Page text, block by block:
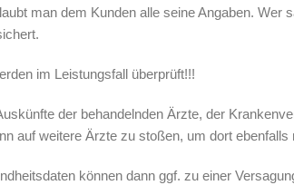
man dem Kunden alle seine Angaben. Wer
im Leistungsfall überprüft!!!
der behandelnden Ärzte, der
auf weitere Ärzte zu stoßen, um dort
können dann ggf. zu einer